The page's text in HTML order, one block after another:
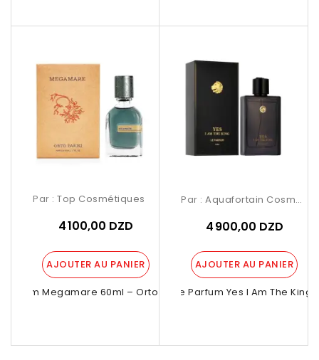
Parfum Megamare 60ml – Orto Parisi
Par : Top Cosmétiques
4 100,00 DZD
AJOUTER AU PANIER
Eau De Parfum Yes I Am The King
Par : Aquafortain Cosmetics
4 900,00 DZD
AJOUTER AU PANIER